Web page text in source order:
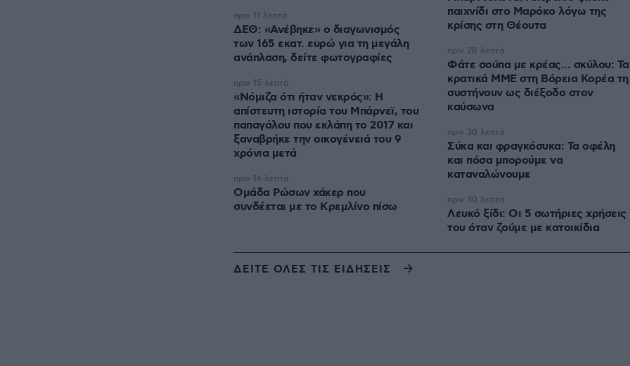
ΔΕΘ: «Ανέβηκε» ο διαγωνισμός
των 165 εκατ. ευρώ για τη μεγάλη
ανάπλαση, δείτε φωτογραφίες
πριν 11 λεπτά
«Νόμιζα ότι ήταν νεκρός»: Η
απίστευτη ιστορία του Μπάρνεϊ, του
παπαγάλου που εκλάπη το 2017 και
ξαναβρήκε την οικογένειά του 9
χρόνια μετά
πριν 15 λεπτά
Ομάδα Ρώσων χάκερ που
συνδέεται με το Κρεμλίνο πίσω
πριν 16 λεπτά
παιχνίδι στο Μαρόκο λόγω της
κρίσης στη Θέουτα
Φάτε σούπα με κρέας... σκύλου: Τα
κρατικά ΜΜΕ στη Βόρεια Κορέα τη
συστήνουν ως διέξοδο στον
καύσωνα
πριν 28 λεπτά
Σύκα και φραγκόσυκα: Τα οφέλη
και πόσα μπορούμε να
καταναλώνουμε
πριν 30 λεπτά
Λευκό ξίδι: Οι 5 σωτήριες χρήσεις
του όταν ζούμε με κατοικίδια
πριν 30 λεπτά
ΔΕΙΤΕ ΟΛΕΣ ΤΙΣ ΕΙΔΗΣΕΙΣ